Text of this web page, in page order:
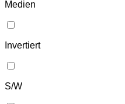
Medien
Invertiert
S/W